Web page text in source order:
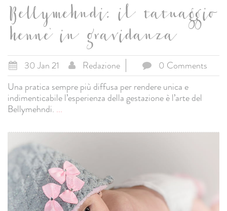
Bellymehndi: il tatuaggio
henne' in gravidanza
30 Jan 21 Redazione
0 Comments
Una pratica sempre più diffusa per rendere unica e
indimenticabile l’esperienza della gestazione è l’arte del
Bellymehndi. ...